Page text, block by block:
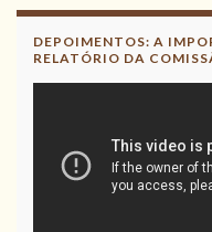
DEPOIMENTOS: A
RELATÓRIO DA